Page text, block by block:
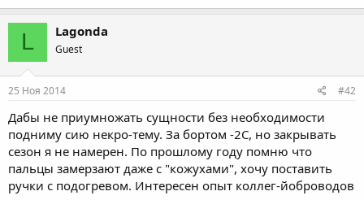
L Lagonda
Guest
25 Ноя 2014 #42
Дабы не приумножать сущности без необходимости
подниму сию некро-тему. За бортом -2С, но закрывать
сезон я не намерен. По прошлому году помню что
пальцы замерзают даже с "кожухами", хочу поставить
ручки с подогревом. Интересен опыт коллег-йоброводов